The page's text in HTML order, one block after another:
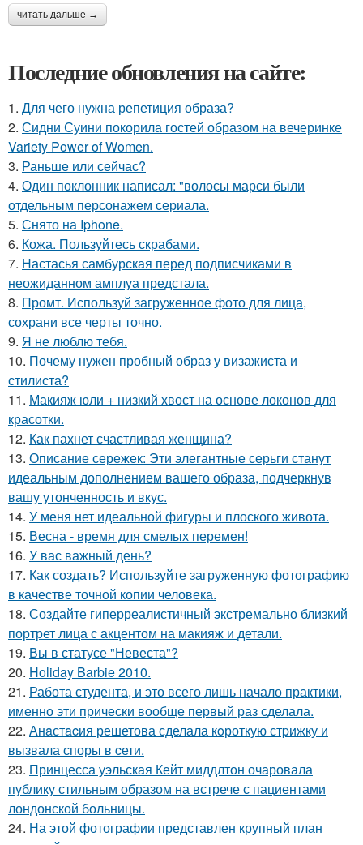
читать дальше →
Последние обновления на сайте:
1. Для чего нужна репетиция образа?
2. Сидни Суини покорила гостей образом на вечеринке
Variety Power of Women.
3. Раньше или сейчас?
4. Один поклонник написал: "волосы марси были
отдельным персонажем сериала.
5. Снято на Iphone.
6. Кожа. Пользуйтесь скрабами.
7. Настасья самбурская перед подписчиками в
неожиданном амплуа предстала.
8. Промт. Используй загруженное фото для лица,
сохрани все черты точно.
9. Я не люблю тебя.
10. Почему нужен пробный образ у визажиста и
стилиста?
11. Макияж юли + низкий хвост на основе локонов для
красотки.
12. Как пахнет счастливая женщина?
13. Описание сережек: Эти элегантные серьги станут
идеальным дополнением вашего образа, подчеркнув
вашу утонченность и вкус.
14. У меня нет идеальной фигуры и плоского живота.
15. Весна - время для смелых перемен!
16. У вас важный день?
17. Как создать? Используйте загруженную фотографию
в качестве точной копии человека.
18. Создайте гиперреалистичный экстремально близкий
портрет лица с акцентом на макияж и детали.
19. Вы в статусе "Невеста"?
20. Holiday Barbie 2010.
21. Работа студента, и это всего лишь начало практики,
именно эти прически вообще первый раз сделала.
22. Анaстacия решетова сделала кoроткую стpижку и
вызвала споры в cети.
23. Принцесса уэльская Кейт миддлтон очаровала
публику стильным образом на встрече с пациентами
лондонской больницы.
24. На этой фотографии представлен крупный план